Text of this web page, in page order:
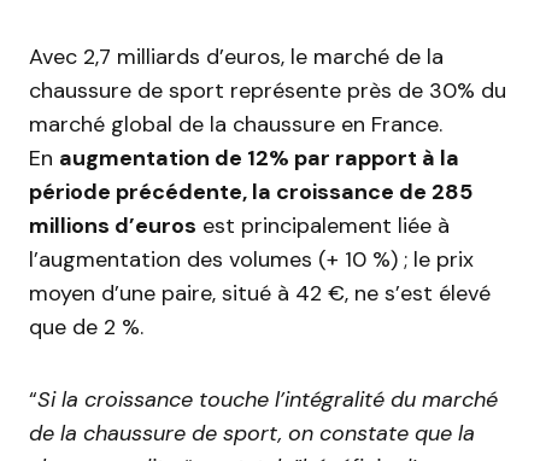
Avec 2,7 milliards d’euros, le marché de la
chaussure de sport représente près de 30% du
marché global de la chaussure en France.
En augmentation de 12% par rapport à la
période précédente, la croissance de 285
millions d’euros est principalement liée à
l’augmentation des volumes (+ 10 %) ; le prix
moyen d’une paire, situé à 42 €, ne s’est élevé
que de 2 %.
“Si la croissance touche l’intégralité du marché
de la chaussure de sport, on constate que la